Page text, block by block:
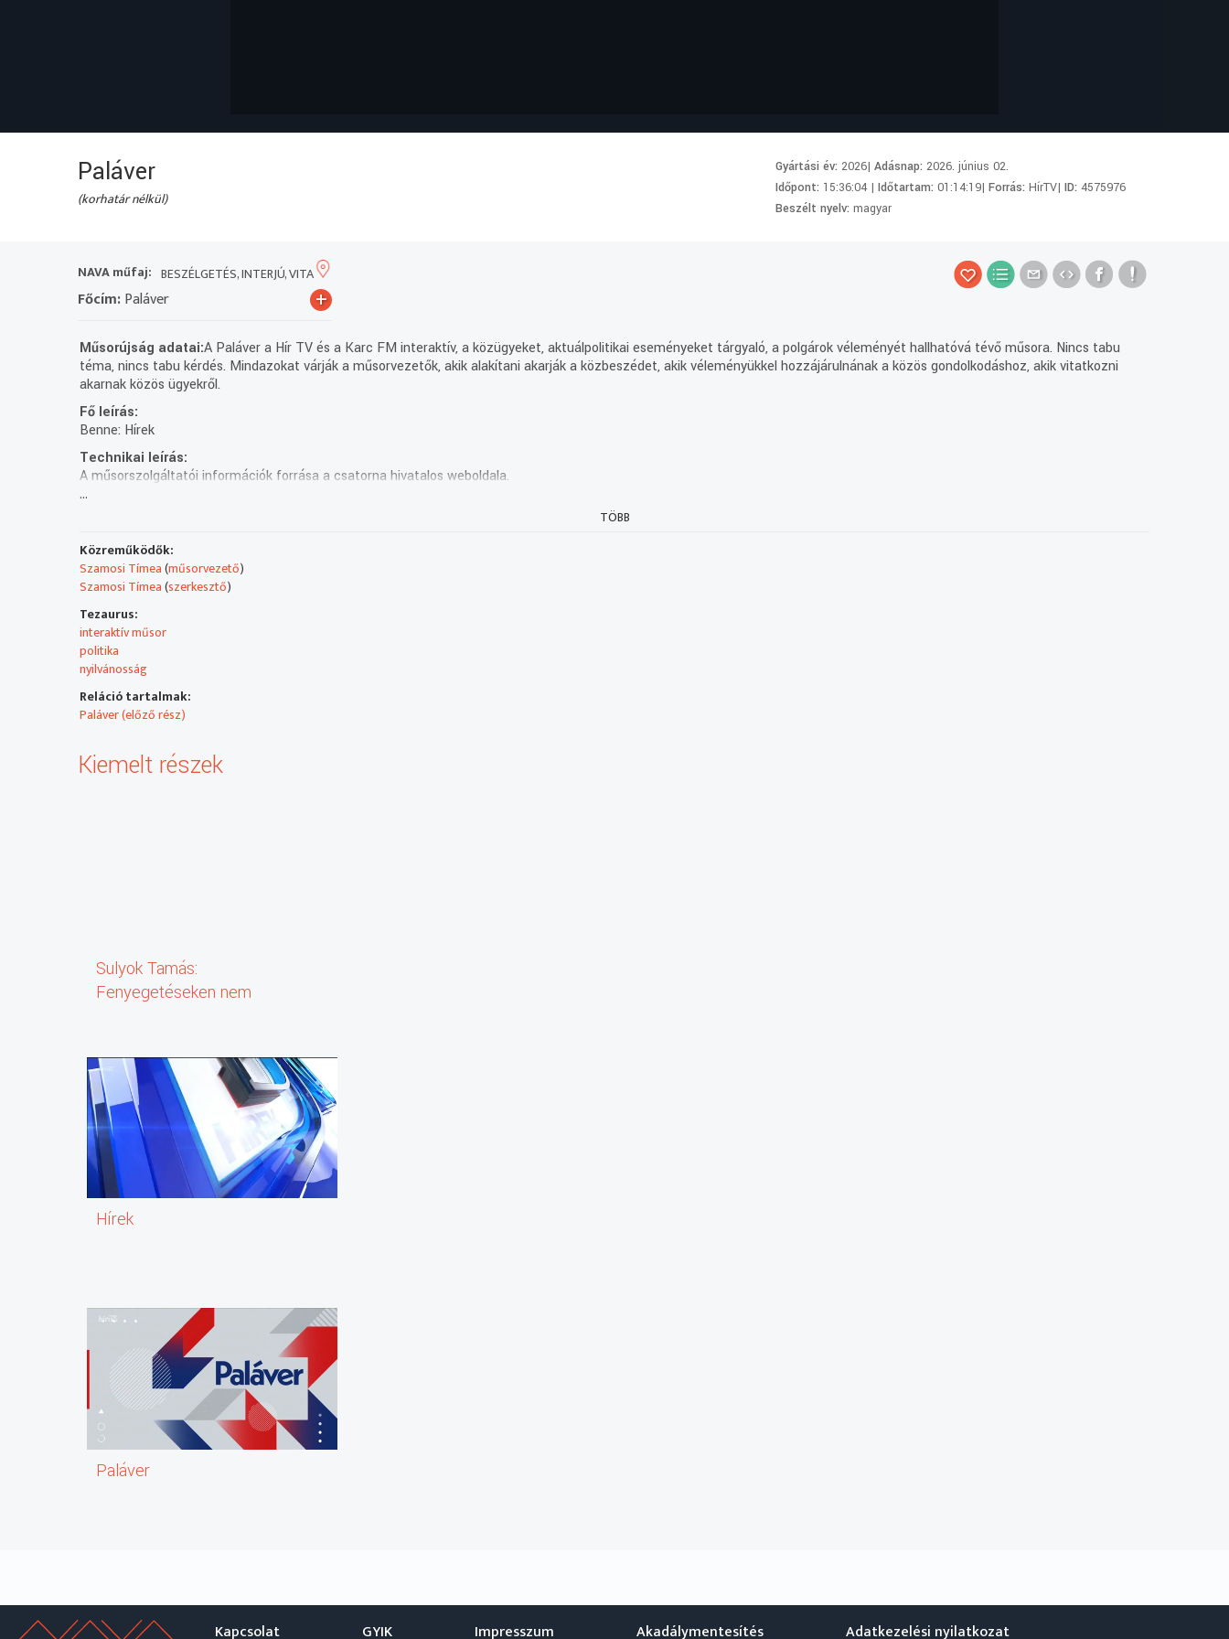
Paláver
(korhatár nélkül)
Gyártási év:2026|Adásnap:2026. június 02.
Időpont: 15:36:04 |Időtartam:01:14:19|Forrás:HírTV|ID:4575976
Beszélt nyelv:magyar
NAVA műfaj: BESZÉLGETÉS, INTERJÚ, VITA
Főcím:Paláver +
Műsorújság adatai:A Paláver a Hír TV és a Karc FM interaktív, a közügyeket, aktuálpolitikai eseményeket tárgyaló, a polgárok véleményét hallhatóvá tévő műsora. Nincs tabu
téma, nincs tabu kérdés. Mindazokat várják a műsorvezetők, akik alakítani akarják a közbeszédet, akik véleményükkel hozzájárulnának a közös gondolkodáshoz, akik vitatkozni
akarnak közös ügyekről.
Fő leírás:
Benne: Hírek
Technikai leírás:
A műsorszolgáltatói információk forrása a csatorna hivatalos weboldala.
Műsorszolgáltatói ismertető:
...
TÖBB
Közreműködők:
Szamosi Tímea(műsorvezető)
Szamosi Tímea(szerkesztő)
Tezaurus:
interaktív műsor
politika
nyilvánosság
Reláció tartalmak:
Paláver (előző rész)
Kiemelt részek
Sulyok Tamás:
Fenyegetéseken nem
Migráció: Magyar Péter
mit ígért cserébe az uniós
pénzekért?; Mi lesz veled,
Európa?
Hírek
Paláver
Kapcsolat GYIK Impresszum Akadálymentesítés Adatkezelési nyilatkozat